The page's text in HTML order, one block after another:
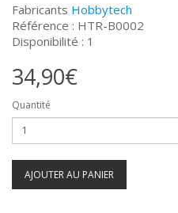
Fabricants Hobbytech
Référence : HTR-B0002
Disponibilité : 1
34,90€
Quantité
AJOUTER AU PANIER